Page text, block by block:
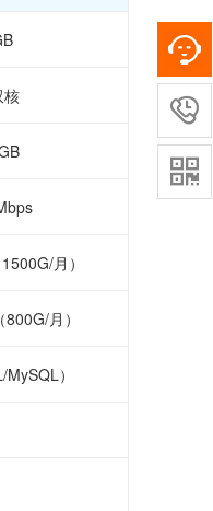
核
月）
月）
）

